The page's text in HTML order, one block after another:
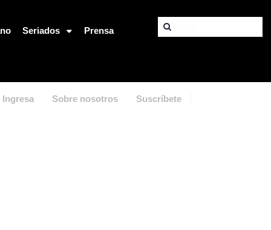
Seriados Prensa
Ingresa Sobre nosotros Suscríbete